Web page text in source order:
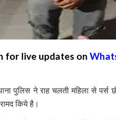
for live updates on
पुलिस ने राह चलती महिला से पर्स
किये है।